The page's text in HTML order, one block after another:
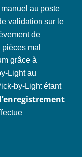
au poste
validation sur le
de
pièces mal
grâce à
Light au
by-Light étant
l’enregistrement